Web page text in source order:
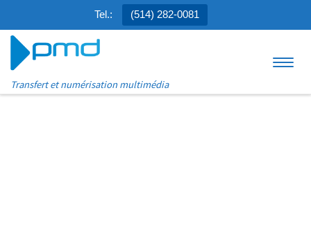
Tel.: (514) 282-0081
Transfert et numérisation multimédia